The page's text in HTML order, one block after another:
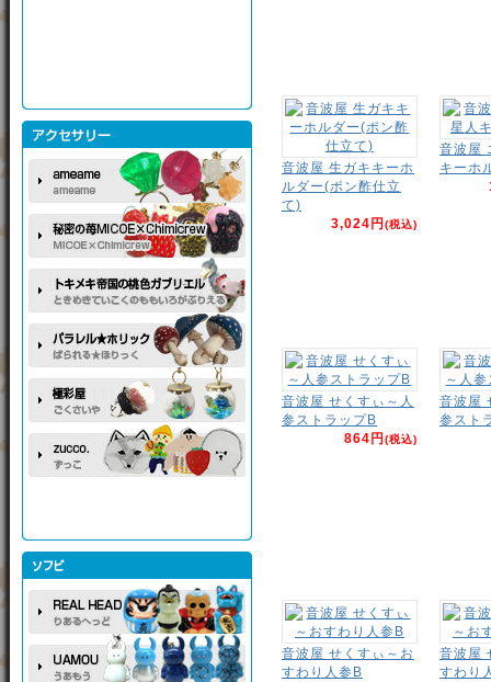
音波屋 生ガキキーホ
ルダー(ポン酢仕立
て)
3,024円(税込)
音波屋
キーホ
音波屋 せくすぃ～人
参ストラップB
864円(税込)
音波屋
参スト
音波屋 せくすぃ～お
すわり人参B
音波屋
すわり